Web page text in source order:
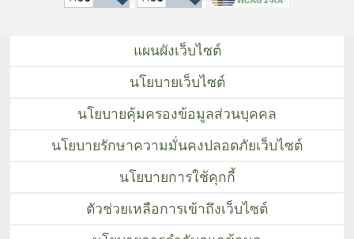
แผนผังเว็บไซต์
นโยบายเว็บไซต์
นโยบายคุ้มครองข้อมูลส่วนบุคคล
นโยบายรักษาความมั่นคงปลอดภัยเว็บไซต์
นโยบายการใช้คุกกี้
ตัวช่วยเหลือการเข้าถึงเว็บไซต์